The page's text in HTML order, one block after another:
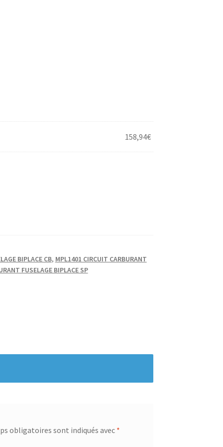
158,94€
BIPLACE CB, MPL1401 CIRCUIT CARBURANT
FUSELAGE BIPLACE SP
obligatoires sont indiqués avec *